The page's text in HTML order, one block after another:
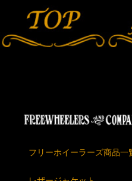
フリーホイーラーズ商品一